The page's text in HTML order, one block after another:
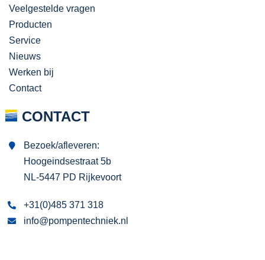
Veelgestelde vragen
Producten
Service
Nieuws
Werken bij
Contact
CONTACT
Bezoek/afleveren:
Hoogeindsestraat 5b
NL-5447 PD Rijkevoort
+31(0)485 371 318
info@pompentechniek.nl